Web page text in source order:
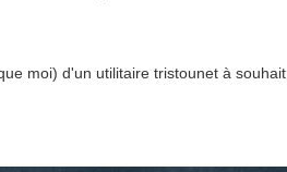
moi) d'un utilitaire tristounet à souhait.